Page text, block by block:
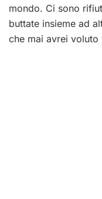
mondo. Ci sono
buttate insieme ad
che mai avrei voluto